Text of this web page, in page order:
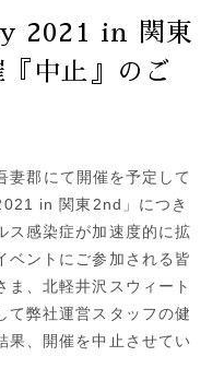
2021 in 関東
中止』のご
郡にて開催を予定して
in 関東2nd」につき
ス感染症が加速度的に拡
ベントにご参加される皆
ま、北軽井沢スウィート
て弊社運営スタッフの健
果、開催を中止させてい